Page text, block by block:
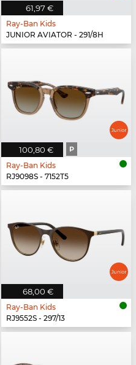
61,97 €
Ray-Ban Kids
JUNIOR AVIATOR - 291/8H
100,80 € P
Ray-Ban Kids
RJ9098S - 7152T5
68,00 €
Ray-Ban Kids
RJ9552S - 297/13